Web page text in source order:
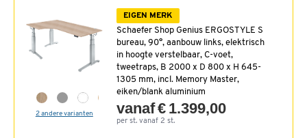
2 andere varianten
EIGEN MERK
Schaefer Shop Genius ERGOSTYLE S
bureau, 90°, aanbouw links, elektrisch
in hoogte verstelbaar, C-voet,
tweetraps, B 2000 x D 800 x H 645-
1305 mm, incl. Memory Master,
eiken/blank aluminium
vanaf € 1.399,00
per st. vanaf 2 st.